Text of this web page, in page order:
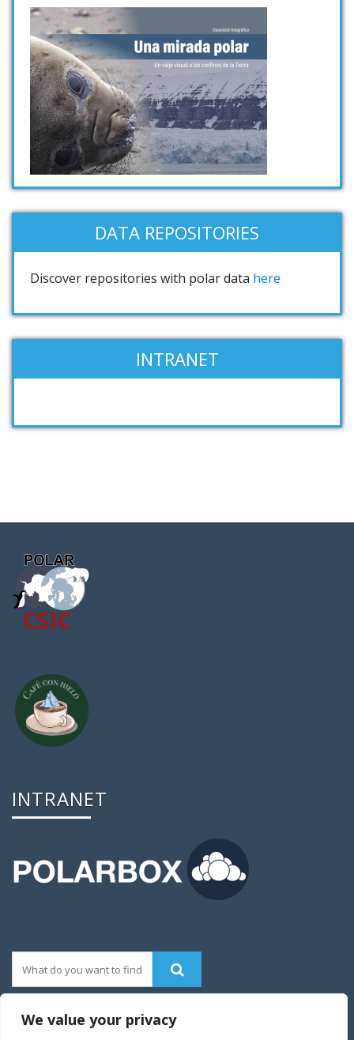
We value your privacy
DATA REPOSITORIES
Discover repositories with polar data here
INTRANET
INTRANET